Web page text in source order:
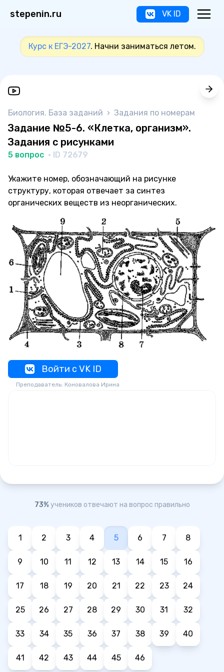
stepenin.ru VK ID
Курс к ЕГЭ-2027. Начни заниматься летом.
Биология. База заданий › Задания по номерам
Задание №5-6. «Клетка, организм».
Задания с рисунками
5 вопрос · ID 72679
Укажите номер, обозначающий на рисунке
структуру, которая отвечает за синтез
органических веществ из неорганических.
Войти с VK ID
Преподаватель: Коновалова Ирина
73%учеников отвечают на вопрос правильно
1 2 3 4 5 6 7 8
9 10 11 12 13 14 15 16
17 18 19 20 21 22 23 24
25 26 27 28 29 30 31 32
33 34 35 36 37 38 39 40
41 42 43 44 45 46